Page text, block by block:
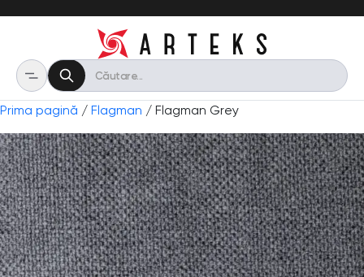
Prima pagină / Flagman / Flagman Grey